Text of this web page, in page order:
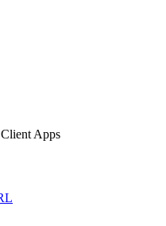
Apps